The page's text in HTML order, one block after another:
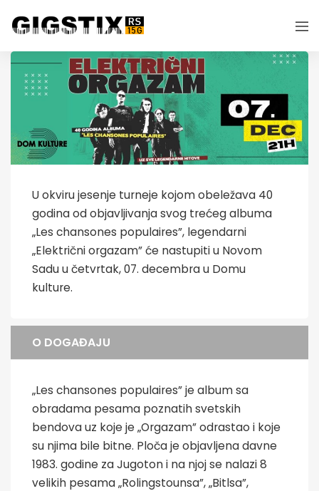
U okviru jesenje turneje kojom obeležava 40
godina od objavljivanja svog trećeg albuma
„Les chansones populaires”, legendarni
„Električni orgazam” će nastupiti u Novom
Sadu u četvrtak, 07. decembra u Domu
kulture.
O DOGAĐAJU
„Les chansones populaires” je album sa
obradama pesama poznatih svetskih
bendova uz koje je „Orgazam” odrastao i koje
su njima bile bitne. Ploča je objavljena davne
1983. godine za Jugoton i na njoj se nalazi 8
velikih pesama „Rolingstounsa”, „Bitlsa”,